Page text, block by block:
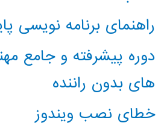
راهنمای برنامه نویسی
دوره پیشرفته و جامع
های بدون راننده
خطای نصب ویندوز